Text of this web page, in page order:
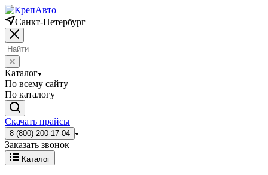
Санкт-Петербург
Каталог
По всему сайту
По каталогу
Скачать прайсы
8 (800) 200-17-04
Заказать звонок
Каталог